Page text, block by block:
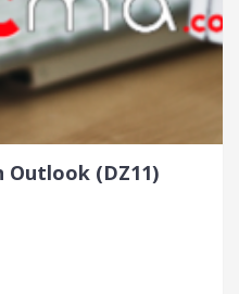
Outlook (DZ11)